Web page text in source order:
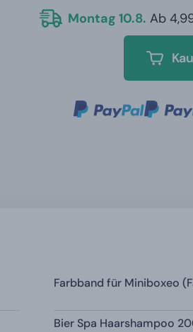
Montag 10.8. Ab
Farbband für Miniboxeo
Bier Spa Haarshampoo